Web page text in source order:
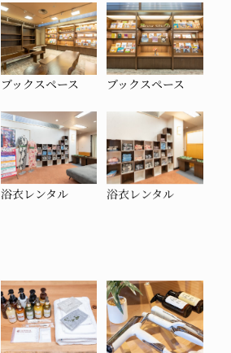
ブックスペース ブックスペース
浴衣レンタル 浴衣レンタル